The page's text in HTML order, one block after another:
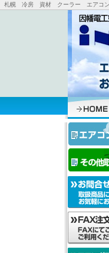
札幌 冷房 資材 クーラー エアコ